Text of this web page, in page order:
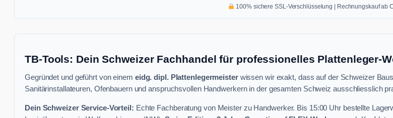
100% sichere SSL-Verschlüsselung | Rechnungskauf ab
TB-Tools: Dein Schweizer Fachhandel für professionelles Plattenleger-
Gegründet und geführt von einem eidg. dipl. Plattenlegermeisterwissen wir exakt, dass auf der Schweizer
Sanitärinstallateuren, Ofenbauern und anspruchsvollen Handwerkern in der gesamten Schweiz ausschliesslich
Dein Schweizer Service-Vorteil: Echte Fachberatung von Meister zu Handwerker. Bis 15:00 Uhr bestellte